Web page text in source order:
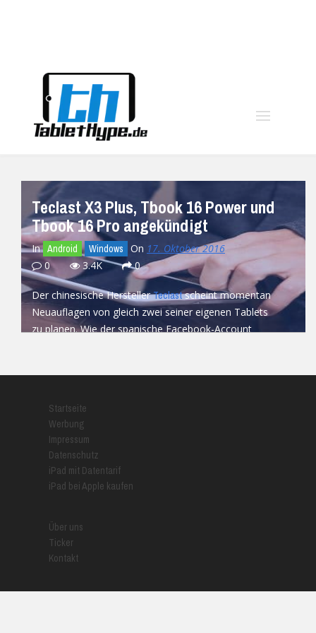
Teclast X3 Plus, Tbook 16 Power und
Tbook 16 Pro angekündigt
In Android Windows On 17. Oktober 2016
0
3.4K 0
Der chinesische HerstellerTeclastscheint momentan
Neuauflagen von gleich zwei seiner eigenen Tablets
zu planen. Wie der spanische Facebook-Account
Startseite
Werbung
Impressum
Datenschutz
iPad mit Datentarif
iPad bei Apple kaufen
Über uns
Ticker
Kontakt